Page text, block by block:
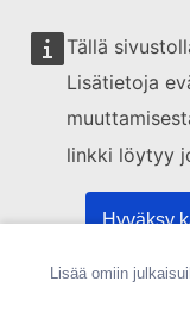
Tällä
Lisätietoja
linkki löytyy
Hyväksy
Hyväksy
Lisää omiin
EU sosiaalisessa
EU:n
Haku EU:n
Oikeudelliset